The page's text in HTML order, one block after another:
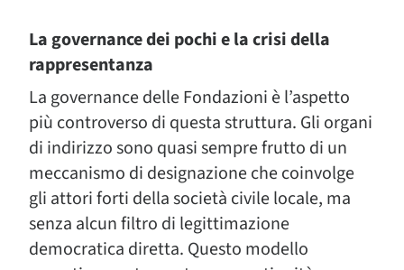
La governance dei pochi e la crisi della
rappresentanza
La governance delle Fondazioni è l’aspetto
più controverso di questa struttura. Gli organi
di indirizzo sono quasi sempre frutto di un
meccanismo di designazione che coinvolge
gli attori forti della società civile locale, ma
senza alcun filtro di legittimazione
democratica diretta. Questo modello